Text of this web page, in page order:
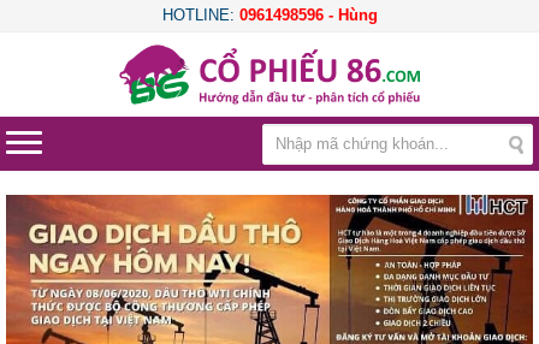
HOTLINE: 0961498596 - Hùng